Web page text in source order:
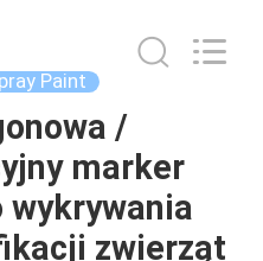
Paint
/
marker
wykrywania
zwierząt